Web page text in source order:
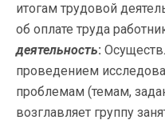
итогам трудовой
об оплате труда
деятельность:
проведением
проблемам (темам,
возглавляет группу